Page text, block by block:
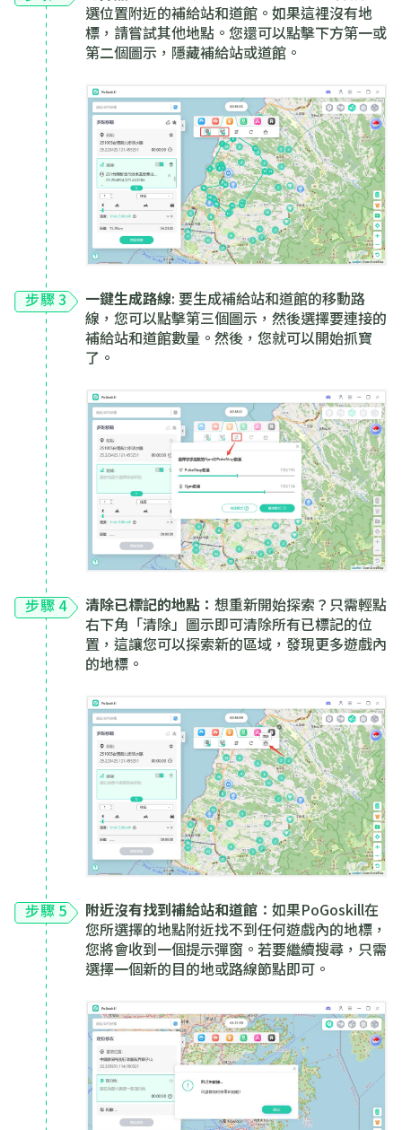
選位置附近的補給站和道館。如果這裡沒有地
標，請嘗試其他地點。您還可以點擊下方第一或
第二個圖示，隱藏補給站或道館。
步驟 3 一鍵生成路線: 要生成補給站和道館的移動路
線，您可以點擊第三個圖示，然後選擇要連接的
補給站和道館數量。然後，您就可以開始抓寶
了。
步驟 4 清除已標記的地點： 想重新開始探索？只需輕點
右下角「清除」圖示即可清除所有已標記的位
置，這讓您可以探索新的區域，發現更多遊戲內
的地標。
步驟 5 附近沒有找到補給站和道館 ：如果PoGoskill在
您所選擇的地點附近找不到任何遊戲內的地標，
您將會收到一個提示彈窗。若要繼續搜尋，只需
選擇一個新的目的地或路線節點即可。